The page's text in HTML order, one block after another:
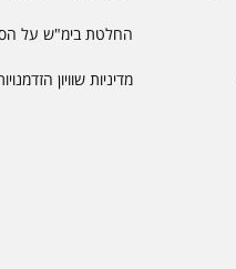
החלטת בימ"ש על
מדיניות שוויון